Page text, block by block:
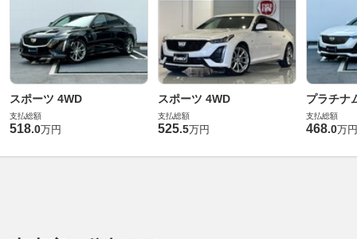
スポーツ 4WD
支払総額
518.0万円
スポーツ 4WD
支払総額
525.5万円
プラチナ
支払総額
468.0万円